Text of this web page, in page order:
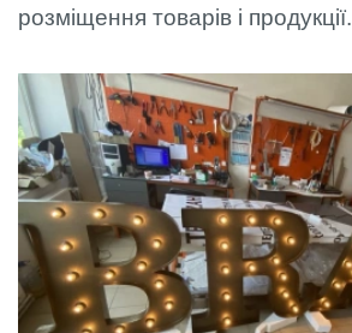
розміщення товарів і продукції.